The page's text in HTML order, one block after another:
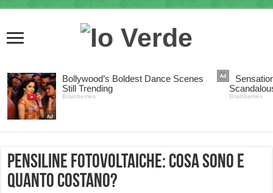
Pensiline Fotovoltaiche: cosa sono e
quanto costano?